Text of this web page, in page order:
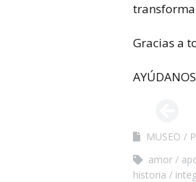
Gracias a
MUSEO
amor
historia